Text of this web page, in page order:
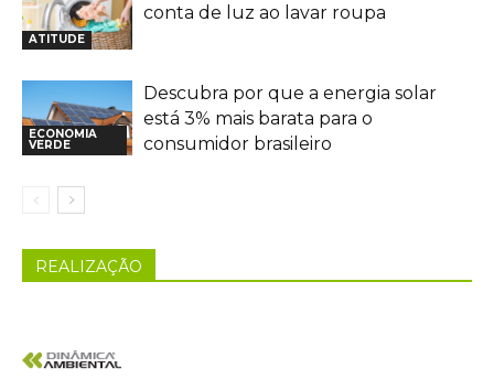
ATITUDE
conta de luz ao lavar roupa
ECONOMIA
VERDE
Descubra por que a energia solar
está 3% mais barata para o
consumidor brasileiro
REALIZAÇÃO